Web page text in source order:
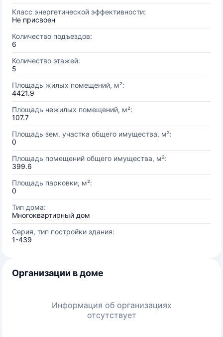
Класс энергетической эффективности:
Не присвоен
Количество подъездов:
6
Количество этажей:
5
Площадь жилых помещений, м²:
4421.9
Площадь нежилых помещений, м²:
107.7
Площадь зем. участка общего имущества, м²:
0
Площадь помещений общего имущества, м²:
399.6
Площадь парковки, м²:
0
Тип дома:
Многоквартирный дом
Серия, тип постройки здания:
1-439
Организации в доме
Информация об организациях
отсутствует